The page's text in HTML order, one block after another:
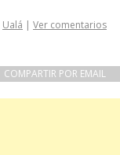
Ualá | Ver comentarios
COMPARTIR POR EMAIL